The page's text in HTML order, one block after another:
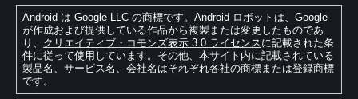
Android は Google LLC の商標です。Android ロボットは、Google
が作成および提供している作品から複製または変更したものであ
り、 クリエイティブ・コモンズ表示 3.0 ライセンスに記載された条
件に従って使用しています。その他、本サイト内に記載されている
製品名、サービス名、会社名はそれぞれ各社の商標または登録商標
です。